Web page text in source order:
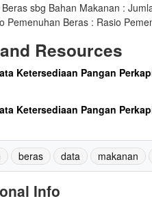
sbg Bahan Makanan :
Pemenuhan Beras : Rasio
Resources
Ketersediaan Pangan
Ketersediaan Pangan
beras data makanan
Info